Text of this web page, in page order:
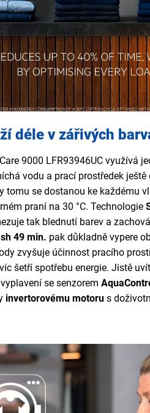
déle v zářivých
9000 LFR93946UC využívá
vodu a prací prostředek ještě
tomu se dostanou ke každému
praní na 30 °C. Technologie
tak blednutí barev a
49 min. pak důkladně vypere
zvyšuje účinnost pracího
šetří spotřebu energie. Jistě
se senzorem
invertorovému motoru s